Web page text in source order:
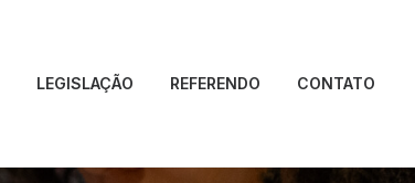
LEGISLAÇÃO REFERENDO CONTATO